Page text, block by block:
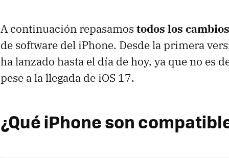
A continuación repasamos todos los
de software del iPhone. Desde la primera
ha lanzado hasta el día de hoy, ya que no es
pese a la llegada de iOS 17.
¿Qué iPhone son